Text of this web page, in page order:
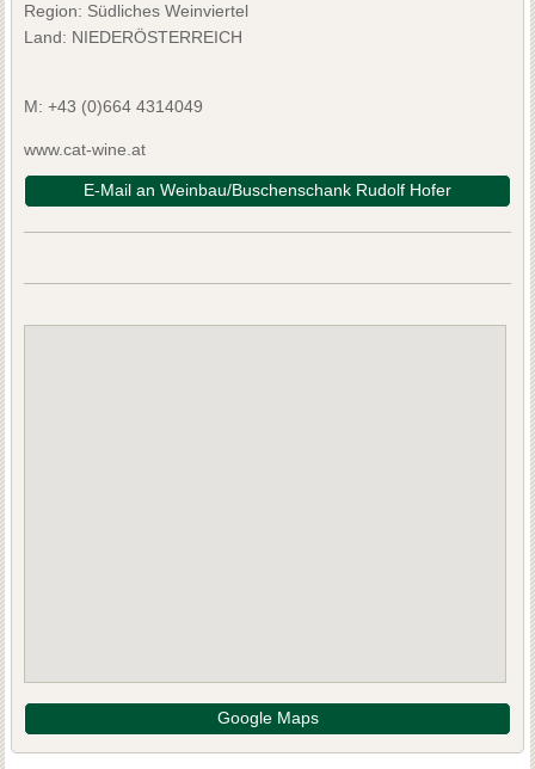
Region: Südliches Weinviertel
Land: NIEDERÖSTERREICH
M: +43 (0)664 4314049
www.cat-wine.at
E-Mail an Weinbau/Buschenschank Rudolf Hofer
Google Maps